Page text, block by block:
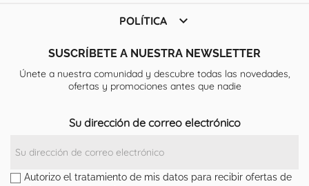
POLÍTICA 
SUSCRÍBETE A NUESTRA NEWSLETTER
Únete a nuestra comunidad y descubre todas las novedades,
ofertas y promociones antes que nadie
Su dirección de correo electrónico
Autorizo el tratamiento de mis datos para recibir ofertas de